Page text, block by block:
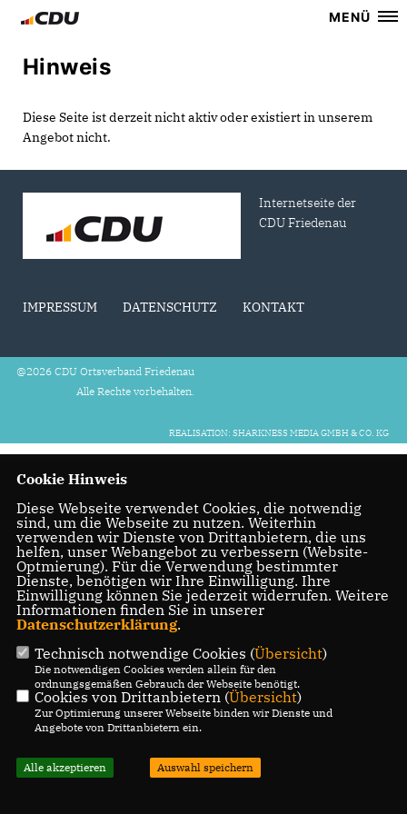
MENÜ
Hinweis
Diese Seite ist derzeit nicht aktiv oder existiert in unserem
Angebot nicht.
Internetseite der
CDU Friedenau
IMPRESSUM DATENSCHUTZ KONTAKT
@2026 CDU Ortsverband Friedenau
Alle Rechte vorbehalten.
REALISATION: SHARKNESS MEDIA GMBH & CO. KG
Cookie Hinweis
Diese Webseite verwendet Cookies, die notwendig
sind, um die Webseite zu nutzen. Weiterhin
verwenden wir Dienste von Drittanbietern, die uns
helfen, unser Webangebot zu verbessern (Website-
Optmierung). Für die Verwendung bestimmter
Dienste, benötigen wir Ihre Einwilligung. Ihre
Einwilligung können Sie jederzeit widerrufen. Weitere
Informationen finden Sie in unserer
Datenschutzerklärung.
Technisch notwendige Cookies (Übersicht)
Die notwendigen Cookies werden allein für den
ordnungsgemäßen Gebrauch der Webseite benötigt.
Cookies von Drittanbietern (Übersicht)
Zur Optimierung unserer Webseite binden wir Dienste und
Angebote von Drittanbietern ein.
Alle akzeptieren Auswahl speichern